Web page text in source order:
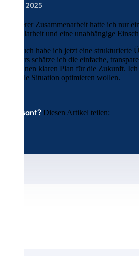
28. März 2025
Vor unserer Zusammenarbeit hatte ich nur
wollte Klarheit und eine unabhängige
Durch euch habe ich jetzt eine strukturierte
Besonders schätze ich die einfache,
es gibt einen klaren Plan für die Zukunft.
finanzielle Situation optimieren wollen.
Interessant?Diesen Artikel teilen: